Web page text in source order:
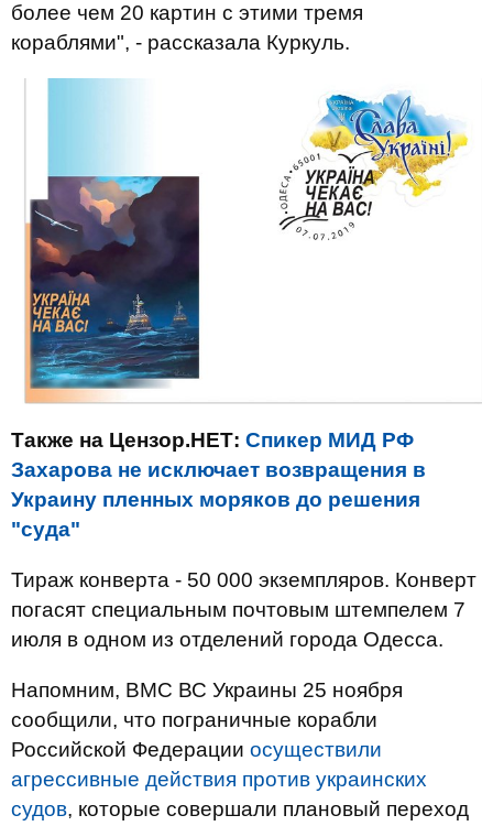
более чем 20 картин с этими тремя
кораблями", - рассказала Куркуль.
Также на Цензор.НЕТ: Спикер МИД РФ
Захарова не исключает возвращения в
Украину пленных моряков до решения
"суда"
Тираж конверта - 50 000 экземпляров. Конверт
погасят специальным почтовым штемпелем 7
июля в одном из отделений города Одесса.
Напомним, ВМС ВС Украины 25 ноября
сообщили, что пограничные корабли
Российской Федерации осуществили
агрессивные действия против украинских
судов, которые совершали плановый переход